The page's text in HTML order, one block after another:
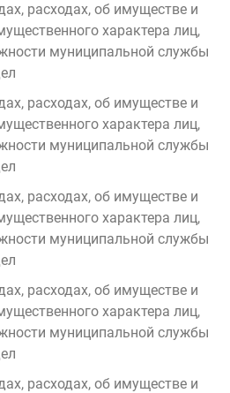
расходах, об имуществе и
характера лиц,
муниципальной службы
расходах, об имуществе и
характера лиц,
муниципальной службы
расходах, об имуществе и
характера лиц,
муниципальной службы
расходах, об имуществе и
характера лиц,
муниципальной службы
расходах, об имуществе и